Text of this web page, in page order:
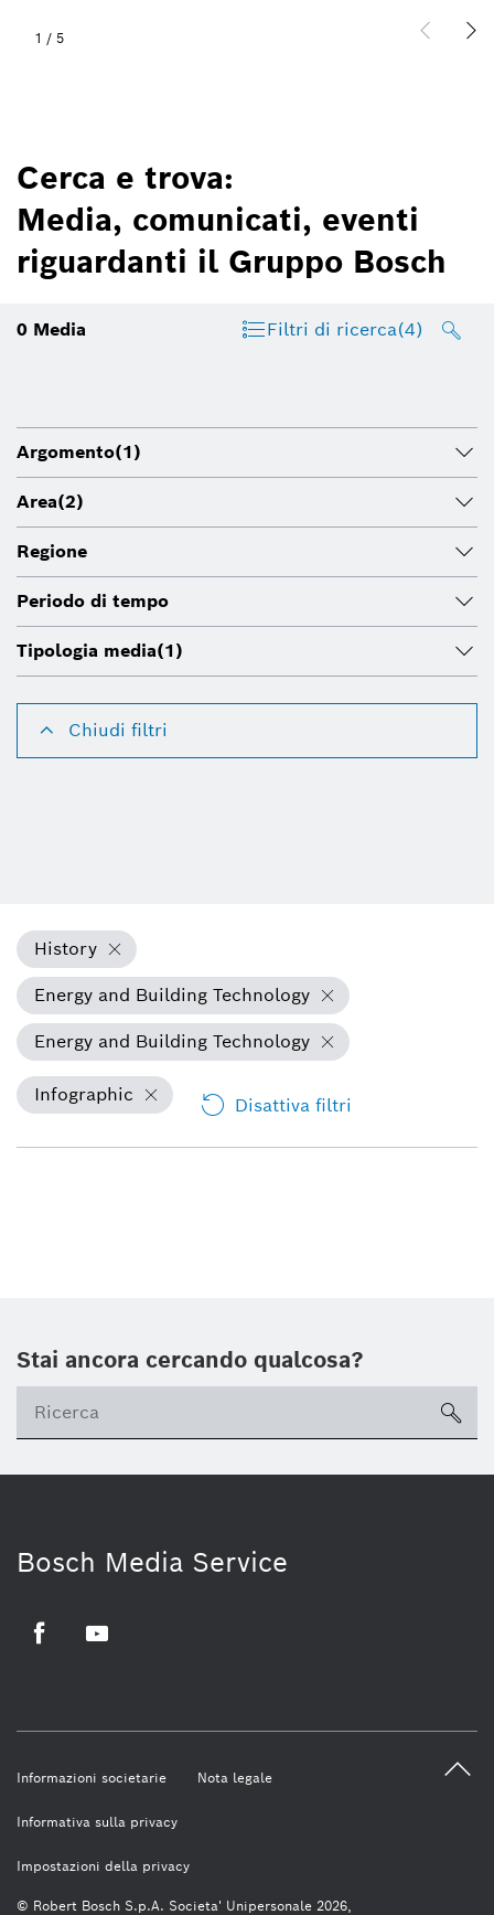
1 / 5
Cerca e trova:
Media, comunicati, eventi
riguardanti il Gruppo Bosch
0 Media Filtri di ricerca(4)
Argomento(1)
Area(2)
Regione
Periodo di tempo
Tipologia media(1)
Chiudi filtri
History
Energy and Building Technology
Energy and Building Technology
Infographic Disattiva filtri
Stai ancora cercando qualcosa?
Bosch Media Service
© Robert Bosch S.p.A. Societa' Unipersonale 2026,
Informazioni societarie Nota legale
Informativa sulla privacy
Impostazioni della privacy